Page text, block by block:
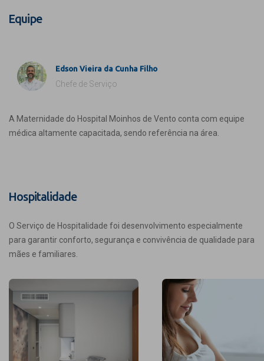
Equipe
Edson Vieira da Cunha Filho
Chefe de Serviço
A Maternidade do Hospital Moinhos de Vento conta com equipe
médica altamente capacitada, sendo referência na área.
Hospitalidade
O Serviço de Hospitalidade foi desenvolvimento especialmente
para garantir conforto, segurança e convivência de qualidade para
mães e familiares.